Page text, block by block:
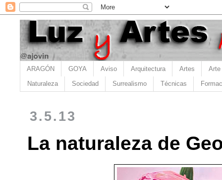
ARAGÓN GOYA Aviso Arquitectura Artes Arte
Naturaleza Sociedad Surrealismo Técnicas
3.5.13
La naturaleza de